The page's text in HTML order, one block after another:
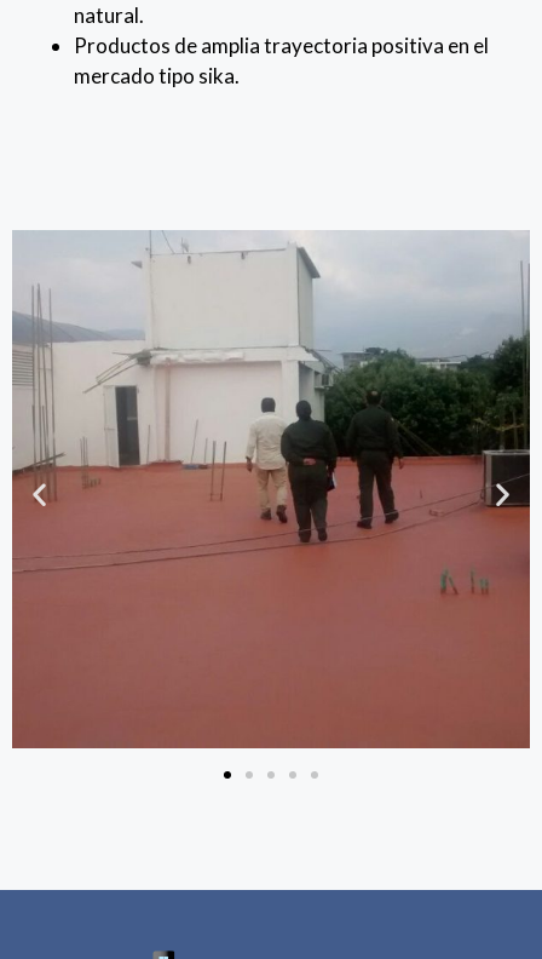
natural.
Productos de amplia trayectoria positiva en el
mercado tipo sika.